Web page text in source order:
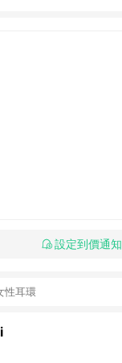
設定到價通知
性耳環